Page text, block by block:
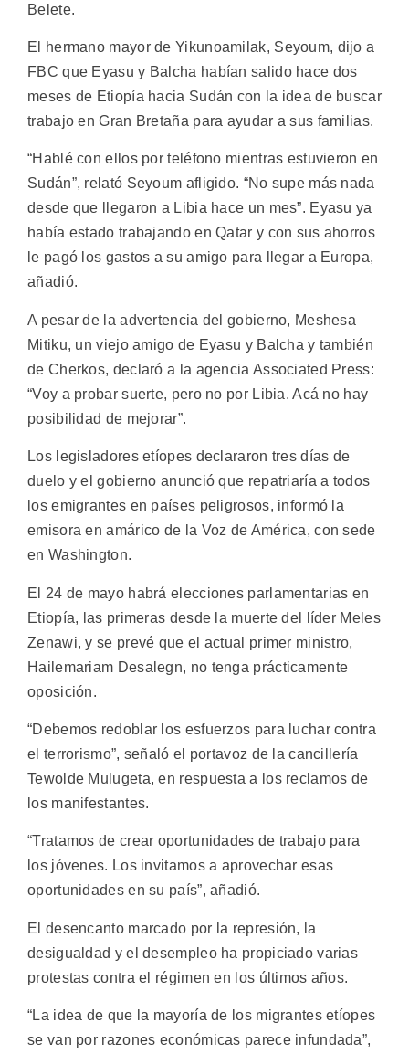
Belete.
El hermano mayor de Yikunoamilak, Seyoum, dijo a
FBC que Eyasu y Balcha habían salido hace dos
meses de Etiopía hacia Sudán con la idea de buscar
trabajo en Gran Bretaña para ayudar a sus familias.
“Hablé con ellos por teléfono mientras estuvieron en
Sudán”, relató Seyoum afligido. “No supe más nada
desde que llegaron a Libia hace un mes”. Eyasu ya
había estado trabajando en Qatar y con sus ahorros
le pagó los gastos a su amigo para llegar a Europa,
añadió.
A pesar de la advertencia del gobierno, Meshesa
Mitiku, un viejo amigo de Eyasu y Balcha y también
de Cherkos, declaró a la agencia Associated Press:
“Voy a probar suerte, pero no por Libia. Acá no hay
posibilidad de mejorar”.
Los legisladores etíopes declararon tres días de
duelo y el gobierno anunció que repatriaría a todos
los emigrantes en países peligrosos, informó la
emisora en amárico de la Voz de América, con sede
en Washington.
El 24 de mayo habrá elecciones parlamentarias en
Etiopía, las primeras desde la muerte del líder Meles
Zenawi, y se prevé que el actual primer ministro,
Hailemariam Desalegn, no tenga prácticamente
oposición.
“Debemos redoblar los esfuerzos para luchar contra
el terrorismo”, señaló el portavoz de la cancillería
Tewolde Mulugeta, en respuesta a los reclamos de
los manifestantes.
“Tratamos de crear oportunidades de trabajo para
los jóvenes. Los invitamos a aprovechar esas
oportunidades en su país”, añadió.
El desencanto marcado por la represión, la
desigualdad y el desempleo ha propiciado varias
protestas contra el régimen en los últimos años.
“La idea de que la mayoría de los migrantes etíopes
se van por razones económicas parece infundada”,